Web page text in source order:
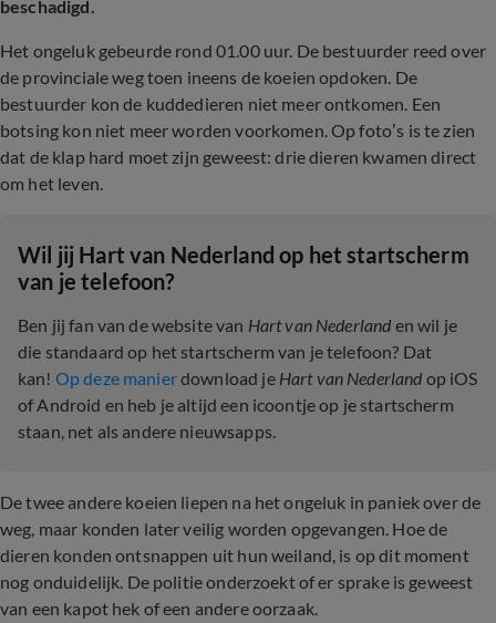
beschadigd.
Het ongeluk gebeurde rond 01.00 uur. De bestuurder reed over
de provinciale weg toen ineens de koeien opdoken. De
bestuurder kon de kuddedieren niet meer ontkomen. Een
botsing kon niet meer worden voorkomen. Op foto’s is te zien
dat de klap hard moet zijn geweest: drie dieren kwamen direct
om het leven.
Wil jij Hart van Nederland op het startscherm
van je telefoon?
Ben jij fan van de website van Hart van Nederland en wil je
die standaard op het startscherm van je telefoon? Dat
kan! Op deze manierdownload je Hart van Nederland op iOS
of Android en heb je altijd een icoontje op je startscherm
staan, net als andere nieuwsapps.
De twee andere koeien liepen na het ongeluk in paniek over de
weg, maar konden later veilig worden opgevangen. Hoe de
dieren konden ontsnappen uit hun weiland, is op dit moment
nog onduidelijk. De politie onderzoekt of er sprake is geweest
van een kapot hek of een andere oorzaak.